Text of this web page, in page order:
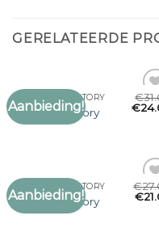
GERELATEERDE
Aanbieding!
SJAAL KNIT FACTORY
sjaal knit factory
€
€
Aanbieding!
SJAAL KNIT FACTORY
sjaal knit factory
€
€